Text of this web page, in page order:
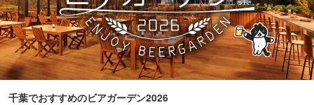
千葉でおすすめのビアガーデン2026